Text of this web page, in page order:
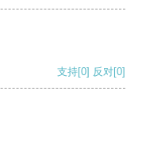
支持[0] 反对[0]